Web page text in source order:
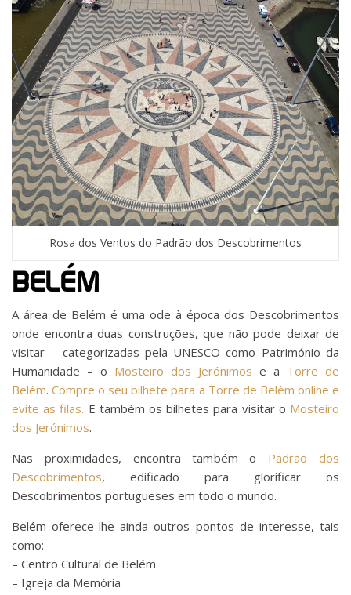
Rosa dos Ventos do Padrão dos Descobrimentos
BELÉM
A área de Belém é uma ode à época dos Descobrimentos
onde encontra duas construções, que não pode deixar de
visitar – categorizadas pela UNESCO como Património da
Humanidade – o Mosteiro dos Jerónimos e a Torre de
Belém.Compre o seu bilhete para a Torre de Belém online e
evite as filas. E também os bilhetes para visitar o Mosteiro
dos Jerónimos.
Nas proximidades, encontra também o Padrão dos
Descobrimentos, edificado para glorificar os
Descobrimentos portugueses em todo o mundo.
Belém oferece-lhe ainda outros pontos de interesse, tais
como:
– Centro Cultural de Belém
– Igreja da Memória